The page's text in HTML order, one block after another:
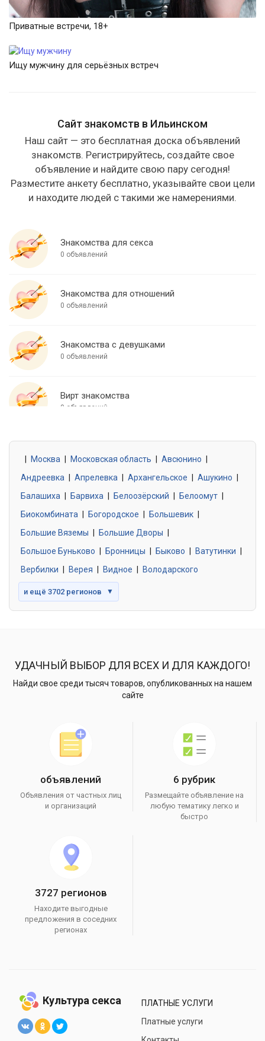
Приватные встречи, 18+
Ищу мужчину для серьёзных встреч
Сайт знакомств в Ильинском
Наш сайт — это бесплатная доска объявлений
знакомств. Регистрируйтесь, создайте свое
объявление и найдите свою пару сегодня!
Разместите анкету бесплатно, указывайте свои цели
и находите людей с такими же намерениями.
Знакомства для секса
0 объявлений
Знакомства для отношений
0 объявлений
Знакомства с девушками
0 объявлений
Вирт знакомства
0 объявлений
0 объявлений
Знакомства без обязательств
0 объявлений
Москва Московская область Авсюнино
Андреевка
Апрелевка Архангельское Ашукино
Балашиха
Барвиха Белоозёрский Белоомут
Биокомбината
Богородское Большевик
Большие Вяземы
Большие Дворы
Большое Буньково
Бронницы Быково Ватутинки
Вербилки
Верея Видное Володарского
и ещё 3702 регионов ▼
УДАЧНЫЙ ВЫБОР ДЛЯ ВСЕХ И ДЛЯ КАЖДОГО!
Найди свое среди тысяч товаров, опубликованных на нашем
сайте
объявлений
Объявления от частных лиц
и организаций
6 рубрик
Размещайте объявление на
любую тематику легко и
быстро
3727 регионов
Находите выгодные
предложения в соседних
регионах
Культура секса
ПЛАТНЫЕ УСЛУГИ
Платные услуги